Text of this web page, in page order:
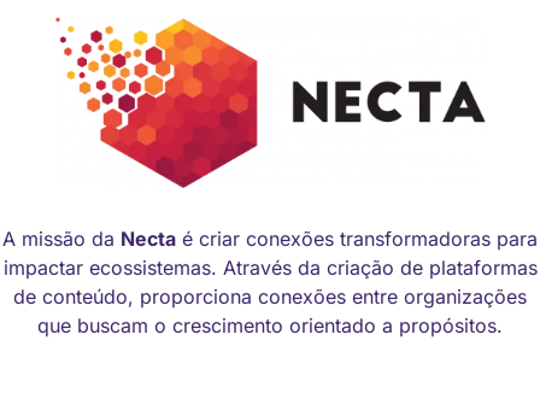
A missão da Necta é criar conexões transformadoras para
impactar ecossistemas. Através da criação de plataformas
de conteúdo, proporciona conexões entre organizações
que buscam o crescimento orientado a propósitos.